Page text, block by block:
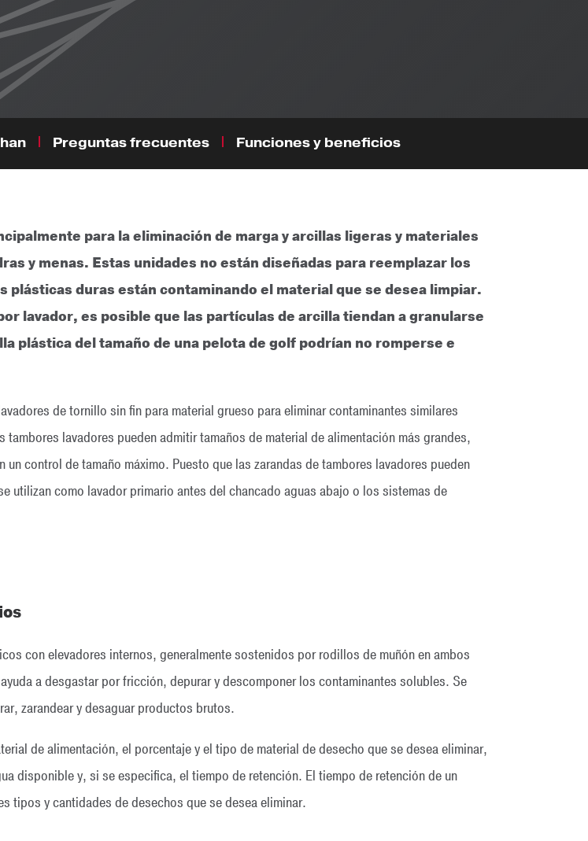
Preguntas frecuentes Funciones y beneficios
para la eliminación de marga y arcillas ligeras y materiales
y menas. Estas unidades no están diseñadas para reemplazar los
plásticas duras están contaminando el material que se desea limpiar.
lavador, es posible que las partículas de arcilla tiendan a granularse
plástica del tamaño de una pelota de golf podrían no romperse e
de tornillo sin fin para material grueso para eliminar contaminantes similares
lavadores pueden admitir tamaños de material de alimentación más grandes,
control de tamaño máximo. Puesto que las zarandas de tambores lavadores pueden
utilizan como lavador primario antes del chancado aguas abajo o los sistemas de
con elevadores internos, generalmente sostenidos por rodillos de muñón en ambos
a desgastar por fricción, depurar y descomponer los contaminantes solubles. Se
zarandear y desaguar productos brutos.
de alimentación, el porcentaje y el tipo de material de desecho que se desea eliminar,
disponible y, si se especifica, el tiempo de retención. El tiempo de retención de un
tipos y cantidades de desechos que se desea eliminar.